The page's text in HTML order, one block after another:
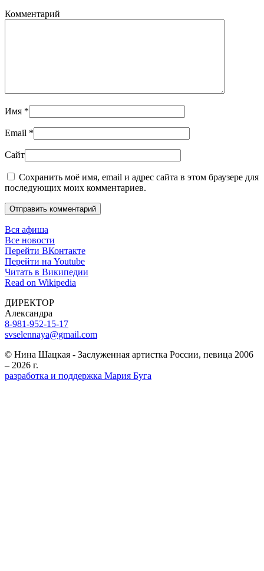
Комментарий
Имя *
Email *
Сайт
Сохранить моё имя, email и адрес сайта в этом браузере для
последующих моих комментариев.
Отправить комментарий
Вся афиша
Все новости
Перейти ВКонтакте
Перейти на Youtube
Читать в Википедии
Read on Wikipedia
ДИРЕКТОР
Александра
8-981-952-15-17
svselennaya@gmail.com
© Нина Шацкая - Заслуженная артистка России, певица 2006
– 2026 г.
разработка и поддержка Мария Буга